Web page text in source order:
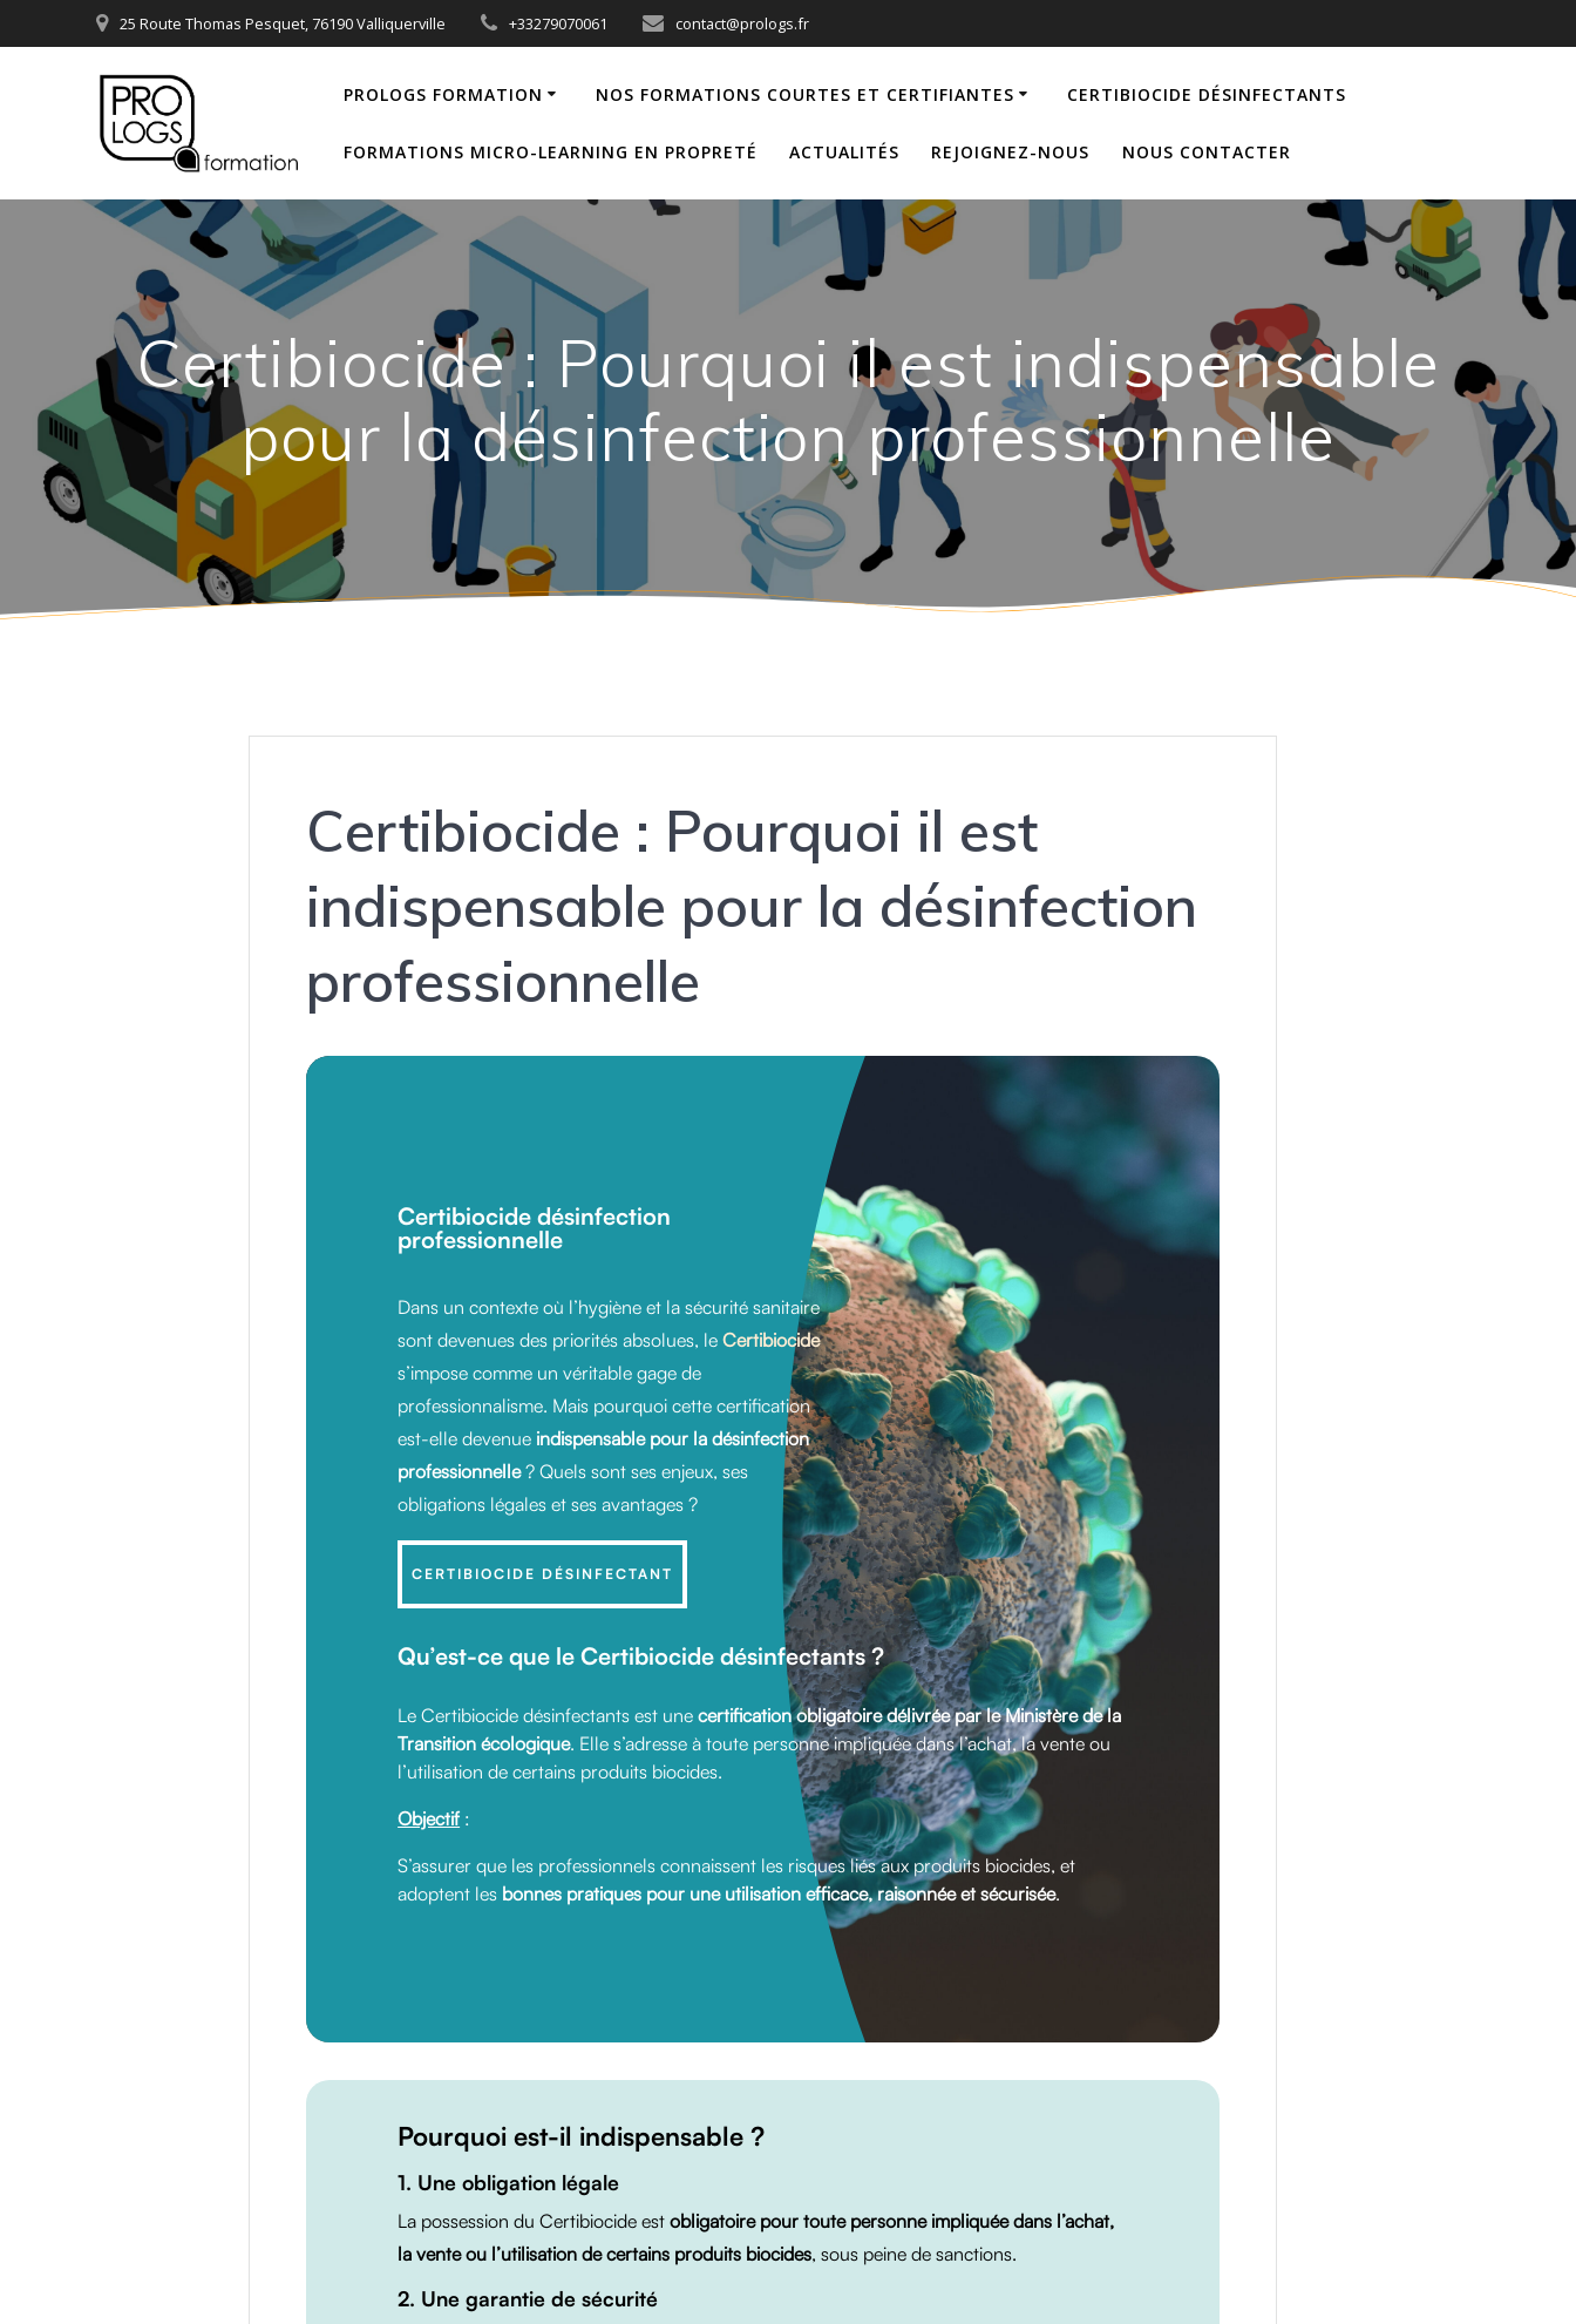
au
25 Route Thomas Pesquet, 76190 Valliquerville +33279070061 contact@prologs.fr
PROLOGS FORMATION NOS FORMATIONS COURTES ET CERTIFIANTES CERTIBIOCIDE DÉSINFECTANTS
FORMATIONS MICRO-LEARNING EN PROPRETÉ ACTUALITÉS REJOIGNEZ-NOUS NOUS CONTACTER
Certibiocide : Pourquoi il est indispensable
pour la désinfection professionnelle
Certibiocide : Pourquoi il est
indispensable pour la désinfection
professionnelle
Certibiocide désinfection
professionnelle
Dans un contexte où l’hygiène et la sécurité sanitaire
sont devenues des priorités absolues, leCertibiocide
s’impose comme un véritable gage de
professionnalisme. Mais pourquoi cette certification
est-elle devenue indispensable pour la désinfection
professionnelle? Quels sont ses enjeux, ses
obligations légales et ses avantages ?
CERTIBIOCIDE DÉSINFECTANT
Qu’est-ce que le Certibiocide désinfectants ?
Le Certibiocide désinfectants est unecertification obligatoire délivrée par le Ministère de la
Transition écologique. Elle s’adresse à toute personne impliquée dans l’achat, la vente ou
l’utilisation de certains produits biocides.
Objectif:
S’assurer que les professionnels connaissent les risques liés aux produits biocides, et
adoptent les bonnes pratiques pour une utilisation efficace, raisonnée et sécurisée.
Pourquoi est-il indispensable ?
1. Une obligation légale
La possession du Certibiocide estobligatoire pour toute personne impliquée dans l’achat,
la vente ou l’utilisation de certains produits biocides, sous peine de sanctions.
2. Une garantie de sécurité